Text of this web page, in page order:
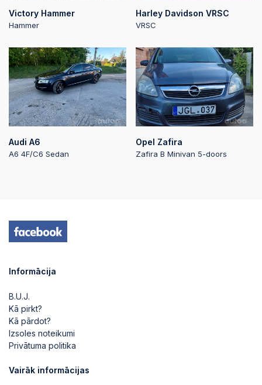
2026-07-08 19:01:23
2026-07-08 19:01:23
Victory Hammer
Hammer
Harley Davidson VRSC
VRSC
Audi A6
A6 4F/C6 Sedan
Opel Zafira
Zafira B Minivan 5-doors
Informācija
B.U.J.
Kā pirkt?
Kā pārdot?
Izsoles noteikumi
Privātuma politika
Vairāk informācijas